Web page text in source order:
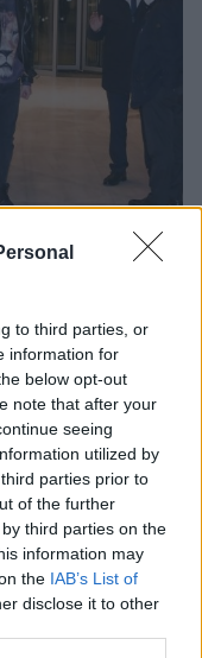
to third parties, or
information for
below opt-out
note that after your
seeing
utilized by
parties prior to
of the further
third parties on the
information may
the IAB’s List of
disclose it to other
και τον Ίαν Στρατή